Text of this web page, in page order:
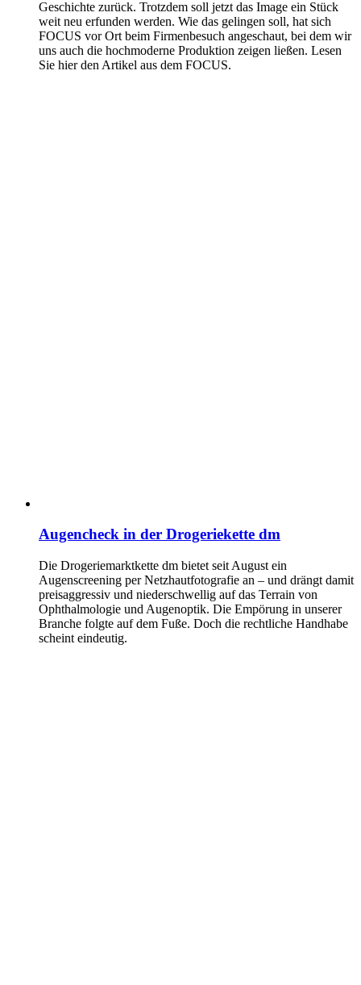
Geschichte zurück. Trotzdem soll jetzt das Image ein Stück
weit neu erfunden werden. Wie das gelingen soll, hat sich
FOCUS vor Ort beim Firmenbesuch angeschaut, bei dem wir
uns auch die hochmoderne Produktion zeigen ließen. Lesen
Sie hier den Artikel aus dem FOCUS.
Augencheck in der Drogeriekette dm
Die Drogeriemarktkette dm bietet seit August ein
Augenscreening per Netzhautfotografie an – und drängt damit
preisaggressiv und niederschwellig auf das Terrain von
Ophthalmologie und Augenoptik. Die Empörung in unserer
Branche folgte auf dem Fuße. Doch die rechtliche Handhabe
scheint eindeutig.